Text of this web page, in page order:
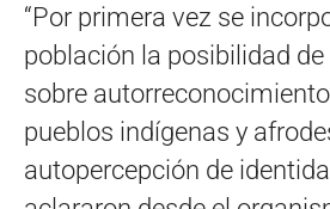
“Por primera vez se
población la posibilidad
sobre
pueblos indígenas y
autopercepción de